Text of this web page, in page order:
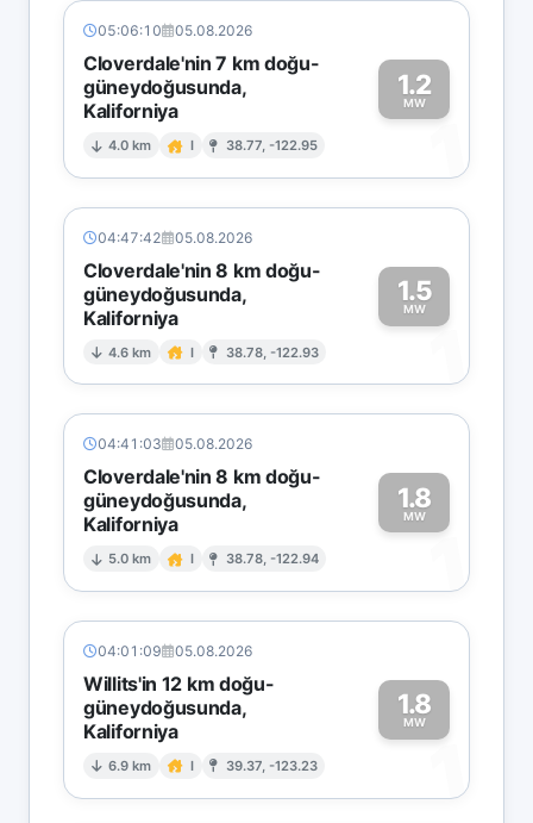
05:06:10 05.08.2026
Cloverdale'nin 7 km doğu-
güneydoğusunda,
Kaliforniya
4.0 km I 38.77, -122.95
1.2
MW
1
04:47:42 05.08.2026
Cloverdale'nin 8 km doğu-
güneydoğusunda,
Kaliforniya
4.6 km I 38.78, -122.93
1.5
MW
1
04:41:03 05.08.2026
Cloverdale'nin 8 km doğu-
güneydoğusunda,
Kaliforniya
5.0 km I 38.78, -122.94
1.8
MW
1
04:01:09 05.08.2026
Willits'in 12 km doğu-
güneydoğusunda,
Kaliforniya
6.9 km I 39.37, -123.23
1.8
MW
1